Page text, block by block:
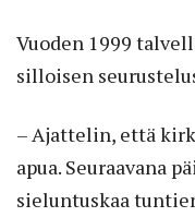
Vuoden 1999
silloisen
– Ajattelin, että
apua. Seuraavana
sieluntuskaa